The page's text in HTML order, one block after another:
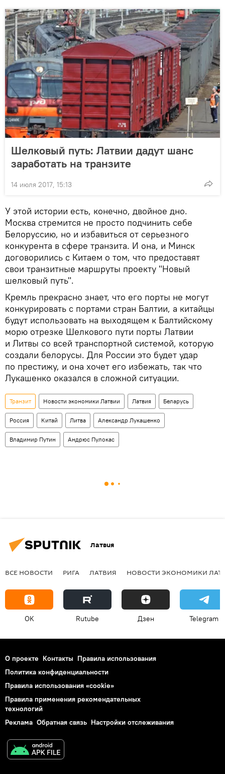
Шелковый путь: Латвии дадут шанс
заработать на транзите
14 июля 2017, 15:13
У этой истории есть, конечно, двойное дно.
Москва стремится не просто подчинить себе
Белоруссию, но и избавиться от серьезного
конкурента в сфере транзита. И она, и Минск
договорились с Китаем о том, что предоставят
свои транзитные маршруты проекту "Новый
шелковый путь".
Кремль прекрасно знает, что его порты не могут
конкурировать с портами стран Балтии, а китайцы
будут использовать на выходящем к Балтийскому
морю отрезке Шелкового пути порты Латвии
и Литвы со всей транспортной системой, которую
создали белорусы. Для России это будет удар
по престижу, и она хочет его избежать, так что
Лукашенко оказался в сложной ситуации.
Транзит Новости экономики Латвии Латвия Беларусь
Россия Китай Литва Александр Лукашенко
Владимир Путин Андрюс Пулокас
Латвия
ВСЕ НОВОСТИ РИГА ЛАТВИЯ НОВОСТИ ЭКОНОМИКИ
OK Rutube Дзен Telegram
О проекте Контакты Правила использования
Политика конфиденциальности
Правила использования «cookie»
Правила применения рекомендательных
технологий
Реклама Обратная связь Настройки отслеживания